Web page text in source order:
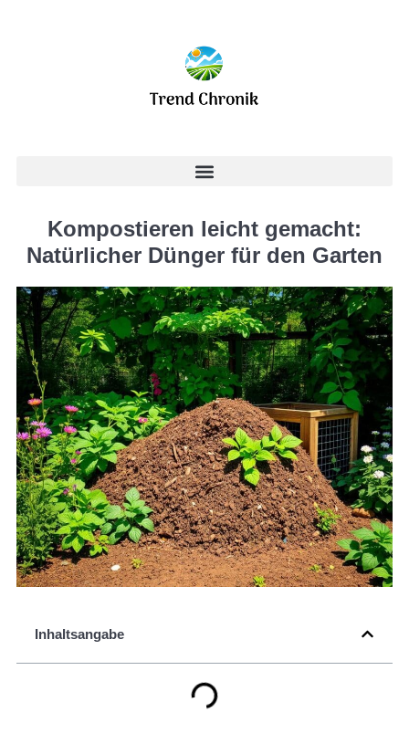
Kompostieren leicht gemacht:
Natürlicher Dünger für den Garten
Inhaltsangabe